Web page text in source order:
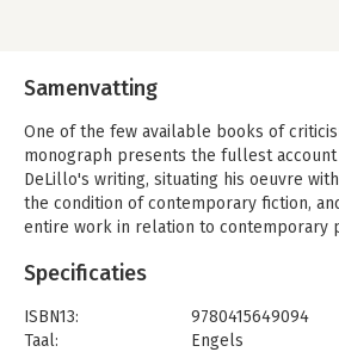
Samenvatting
One of the few available books of
monograph presents the fullest
DeLillo's writing, situating his oeuvre
the condition of contemporary fiction,
entire work in relation to contemporary
Providing a lucid and nuanced reading
engagement with American and
with modernism and postmodernism,
Specificaties
ISBN13:
9780415649094
Taal:
Engels